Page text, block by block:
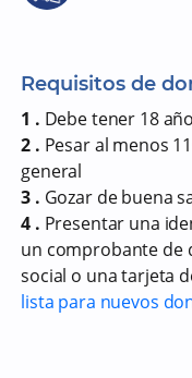
Requisitos de
1 . Debe tener 18
2 . Pesar al menos
general
3 . Gozar de buena
4 . Presentar una
un comprobante de
social o una tarjeta
lista para nuevos